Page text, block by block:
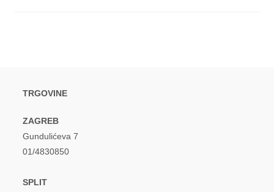
TRGOVINE
ZAGREB
Gundulićeva 7
01/4830850
SPLIT